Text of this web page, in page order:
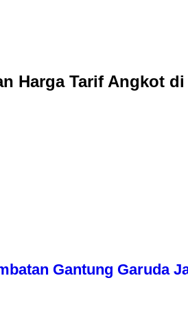
Harga Tarif Angkot
Gantung Garuda